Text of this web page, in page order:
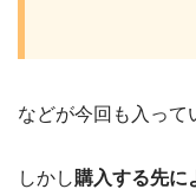
などが今回も入って
しかし購入する先に